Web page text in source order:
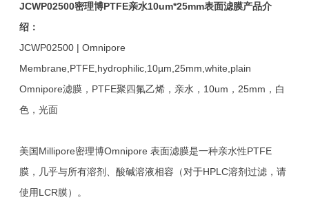
JCWP02500密理博PTFE亲水10um*25mm表面滤膜产品介
绍：
JCWP02500 | Omnipore
Membrane,PTFE,hydrophilic,10µm,25mm,white,plain
Omnipore滤膜，PTFE聚四氟乙烯，亲水，10um，25mm，白
色，光面
美国Millipore密理博Omnipore 表面滤膜是一种亲水性PTFE
膜，几乎与所有溶剂、酸碱溶液相容（对于HPLC溶剂过滤，请
使用LCR膜）。